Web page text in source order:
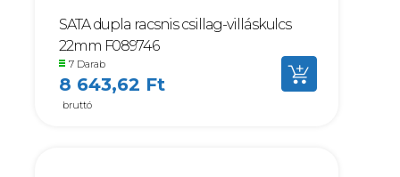
SATA dupla racsnis csillag-villáskulcs
22mm F089746
7 Darab
8 643,62 Ft
bruttó